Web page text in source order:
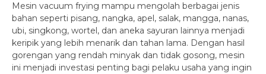
Mesin vacuum frying mampu mengolah berbagai jenis
bahan seperti pisang, nangka, apel, salak, mangga, nanas,
ubi, singkong, wortel, dan aneka sayuran lainnya menjadi
keripik yang lebih menarik dan tahan lama. Dengan hasil
gorengan yang rendah minyak dan tidak gosong, mesin
ini menjadi investasi penting bagi pelaku usaha yang ingin